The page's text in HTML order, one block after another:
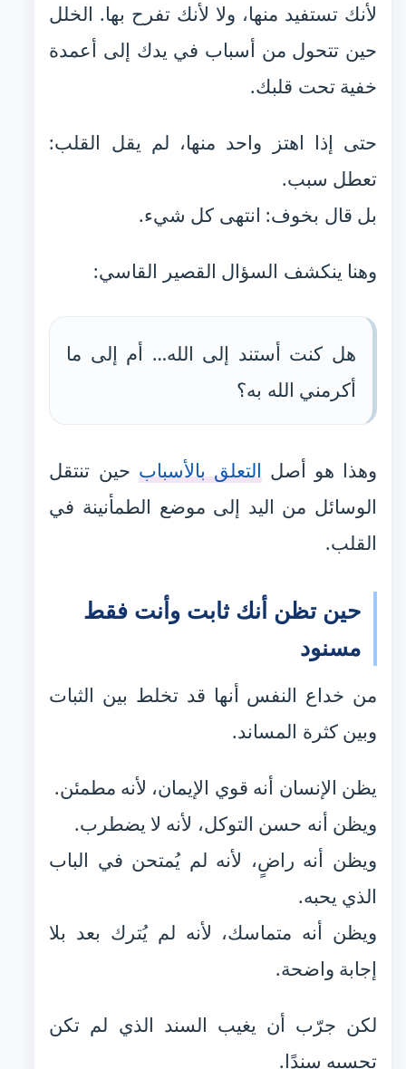
لأنك تستفيد منها، ولا لأنك تفرح بها. الخلل
حين تتحول من أسباب في يدك إلى أعمدة
خفية تحت قلبك.
حتى إذا اهتز واحد منها، لم يقل القلب:
تعطل سبب.
بل قال بخوف: انتهى كل شيء.
وهنا ينكشف السؤال القصير القاسي:
هل كنت أستند إلى الله… أم إلى ما
أكرمني الله به؟
وهذا هو أصلالتعلق بالأسباب حين تنتقل
الوسائل من اليد إلى موضع الطمأنينة في
القلب.
حين تظن أنك ثابت وأنت فقط
مسنود
من خداع النفس أنها قد تخلط بين الثبات
وبين كثرة المساند.
يظن الإنسان أنه قوي الإيمان، لأنه مطمئن.
ويظن أنه حسن التوكل، لأنه لا يضطرب.
ويظن أنه راضٍ، لأنه لم يُمتحن في الباب
الذي يحبه.
ويظن أنه متماسك، لأنه لم يُترك بعد بلا
إجابة واضحة.
لكن جرّب أن يغيب السند الذي لم تكن
تحسبه سندًا.